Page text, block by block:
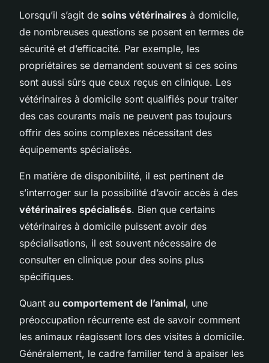
Lorsqu’il s’agit de soins vétérinaires à domicile,
de nombreuses questions se posent en termes de
sécurité et d’efficacité. Par exemple, les
propriétaires se demandent souvent si ces soins
sont aussi sûrs que ceux reçus en clinique. Les
vétérinaires à domicile sont qualifiés pour traiter
des cas courants mais ne peuvent pas toujours
offrir des soins complexes nécessitant des
équipements spécialisés.
En matière de disponibilité, il est pertinent de
s’interroger sur la possibilité d’avoir accès à des
vétérinaires spécialisés. Bien que certains
vétérinaires à domicile puissent avoir des
spécialisations, il est souvent nécessaire de
consulter en clinique pour des soins plus
spécifiques.
Quant au comportement de l’animal, une
préoccupation récurrente est de savoir comment
les animaux réagissent lors des visites à domicile.
Généralement, le cadre familier tend à apaiser les